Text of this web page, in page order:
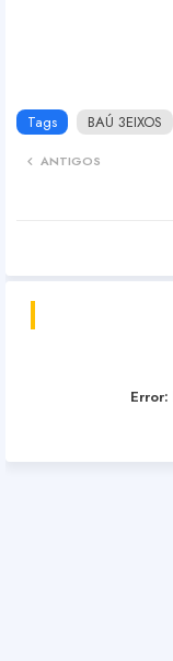
Tags BAÚ 3EIXOS
ANTIGOS
Error: